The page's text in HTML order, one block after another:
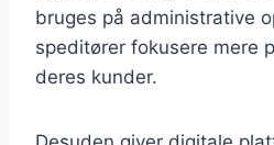
bruges på administrative
speditører fokusere mere
deres kunder.